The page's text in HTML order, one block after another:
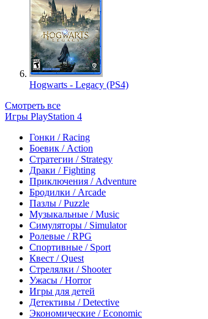
Hogwarts - Legacy (PS4)
Смотреть все
Игры PlayStation 4
Гонки / Racing
Боевик / Action
Стратегии / Strategy
Драки / Fighting
Приключения / Adventure
Бродилки / Arcade
Пазлы / Puzzle
Музыкальные / Music
Симуляторы / Simulator
Ролевые / RPG
Спортивные / Sport
Квест / Quest
Стрелялки / Shooter
Ужасы / Horror
Игры для детей
Детективы / Detective
Экономические / Economic